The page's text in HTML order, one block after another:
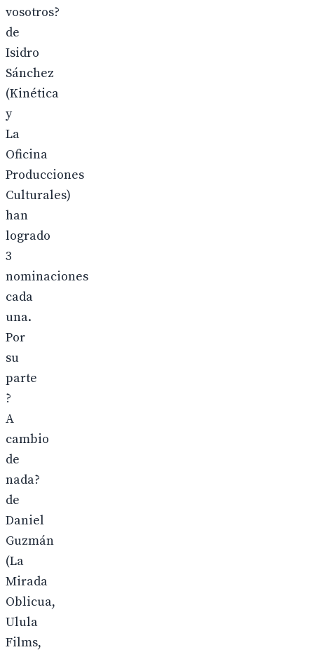
vosotros?
de
Isidro
Sánchez
(Kinética
y
La
Oficina
Producciones
Culturales)
han
logrado
3
nominaciones
cada
una.
Por
su
parte
?
A
cambio
de
nada?
de
Daniel
Guzmán
(La
Mirada
Oblicua,
Ulula
Films,